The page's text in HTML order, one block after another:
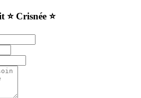
Crisnée ⭐️